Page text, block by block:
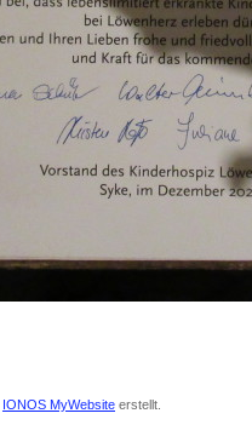
IONOS MyWebsite erstellt.